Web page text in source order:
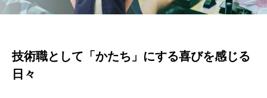
お知らせ
技術職として「かたち」にする喜びを感じる
日々